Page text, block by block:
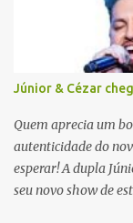
Júnior & Cézar
Quem aprecia um
autenticidade do
esperar! A dupla
seu novo show de